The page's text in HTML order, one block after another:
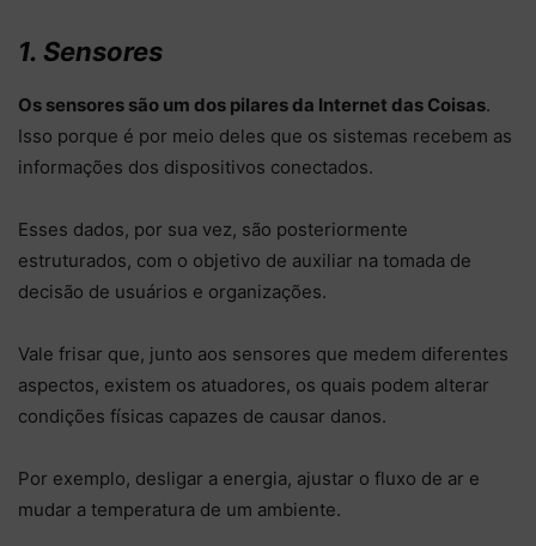
1. Sensores
Os sensores são um dos pilares da Internet das Coisas.
Isso porque é por meio deles que os sistemas recebem as
informações dos dispositivos conectados.
Esses dados, por sua vez, são posteriormente
estruturados, com o objetivo de auxiliar na tomada de
decisão de usuários e organizações.
Vale frisar que, junto aos sensores que medem diferentes
aspectos, existem os atuadores, os quais podem alterar
condições físicas capazes de causar danos.
Por exemplo, desligar a energia, ajustar o fluxo de ar e
mudar a temperatura de um ambiente.